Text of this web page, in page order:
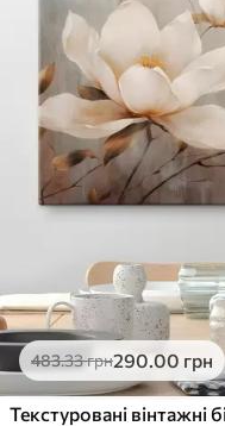
483.33грн290.00 грн